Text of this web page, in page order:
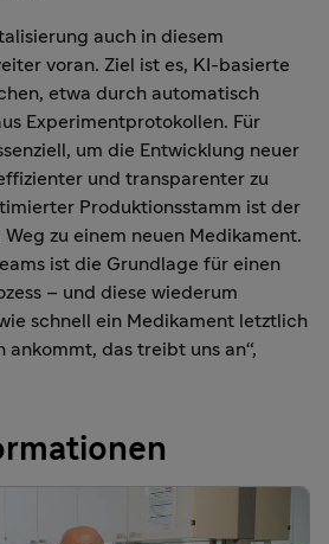
auch in diesem
voran. Ziel ist es, KI-basierte
etwa durch automatisch
Experimentprotokollen. Für
um die Entwicklung neuer
und transparenter zu
Produktionsstamm ist der
zu einem neuen Medikament.
ist die Grundlage für einen
– und diese wiederum
schnell ein Medikament letztlich
ankommt, das treibt uns an“,